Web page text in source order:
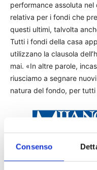
Consenso
performance assoluta
relativa per i fondi che
questi ultimi, talvolta
Tutti i fondi della casa
utilizzano la clausola
mai. «In altre parole,
riusciamo a segnare
natura del fondo, per